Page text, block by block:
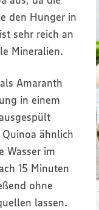
den Hunger in
sehr reich an
Mineralien.
Amaranth
in einem
ähnlich
Wasser im
15 Minuten
ohne
lassen.